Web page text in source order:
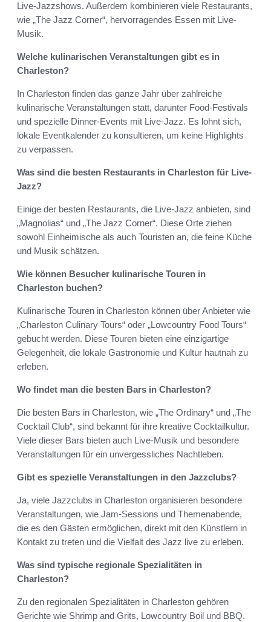
Live-Jazzshows. Außerdem kombinieren viele Restaurants,
wie „The Jazz Corner“, hervorragendes Essen mit Live-
Musik.
Welche kulinarischen Veranstaltungen gibt es in
Charleston?
In Charleston finden das ganze Jahr über zahlreiche
kulinarische Veranstaltungen statt, darunter Food-Festivals
und spezielle Dinner-Events mit Live-Jazz. Es lohnt sich,
lokale Eventkalender zu konsultieren, um keine Highlights
zu verpassen.
Was sind die besten Restaurants in Charleston für Live-
Jazz?
Einige der besten Restaurants, die Live-Jazz anbieten, sind
„Magnolias“ und „The Jazz Corner“. Diese Orte ziehen
sowohl Einheimische als auch Touristen an, die feine Küche
und Musik schätzen.
Wie können Besucher kulinarische Touren in
Charleston buchen?
Kulinarische Touren in Charleston können über Anbieter wie
„Charleston Culinary Tours“ oder „Lowcountry Food Tours“
gebucht werden. Diese Touren bieten eine einzigartige
Gelegenheit, die lokale Gastronomie und Kultur hautnah zu
erleben.
Wo findet man die besten Bars in Charleston?
Die besten Bars in Charleston, wie „The Ordinary“ und „The
Cocktail Club“, sind bekannt für ihre kreative Cocktailkultur.
Viele dieser Bars bieten auch Live-Musik und besondere
Veranstaltungen für ein unvergessliches Nachtleben.
Gibt es spezielle Veranstaltungen in den Jazzclubs?
Ja, viele Jazzclubs in Charleston organisieren besondere
Veranstaltungen, wie Jam-Sessions und Themenabende,
die es den Gästen ermöglichen, direkt mit den Künstlern in
Kontakt zu treten und die Vielfalt des Jazz live zu erleben.
Was sind typische regionale Spezialitäten in
Charleston?
Zu den regionalen Spezialitäten in Charleston gehören
Gerichte wie Shrimp and Grits, Lowcountry Boil und BBQ.